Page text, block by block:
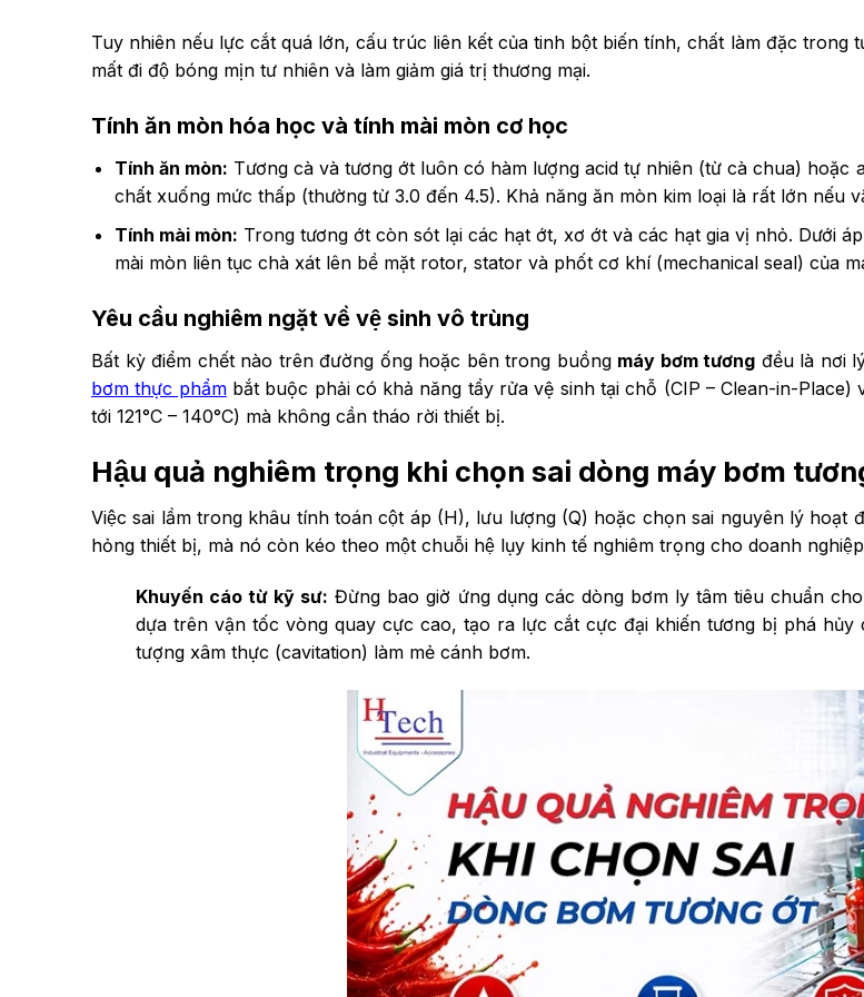
Tuy nhiên nếu lực cắt quá lớn, cấu trúc liên kết của tinh bột biến tính, chất làm đặc trong
mất đi độ bóng mịn tư nhiên và làm giảm giá trị thương mại.
Tính ăn mòn hóa học và tính mài mòn cơ học
Tính ăn mòn: Tương cà và tương ớt luôn có hàm lượng acid tự nhiên (từ cà chua)
chất xuống mức thấp (thường từ 3.0 đến 4.5). Khả năng ăn mòn kim loại là rất lớn nếu
Tính mài mòn: Trong tương ớt còn sót lại các hạt ớt, xơ ớt và các hạt gia vị nhỏ. Dưới
mài mòn liên tục chà xát lên bề mặt rotor, stator và phốt cơ khí (mechanical seal) của
Yêu cầu nghiêm ngặt về vệ sinh vô trùng
Bất kỳ điểm chết nào trên đường ống hoặc bên trong buồng máy bơm tương đều là nơi
bơm thực phẩmbắt buộc phải có khả năng tẩy rửa vệ sinh tại chỗ (CIP – Clean-in-
tới 121°C – 140°C) mà không cần tháo rời thiết bị.
Hậu quả nghiêm trọng khi chọn sai dòng máy bơm
Việc sai lầm trong khâu tính toán cột áp (H), lưu lượng (Q) hoặc chọn sai nguyên lý hoạt
hỏng thiết bị, mà nó còn kéo theo một chuỗi hệ lụy kinh tế nghiêm trọng cho doanh
Khuyến cáo từ kỹ sư: Đừng bao giờ ứng dụng các dòng bơm ly tâm tiêu chuẩn
dựa trên vận tốc vòng quay cực cao, tạo ra lực cắt cực đại khiến tương bị phá
tượng xâm thực (cavitation) làm mẻ cánh bơm.